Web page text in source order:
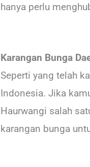
hanya perlu
Karangan Bunga
Seperti yang telah
Indonesia. Jika
Haurwangi salah
karangan bunga